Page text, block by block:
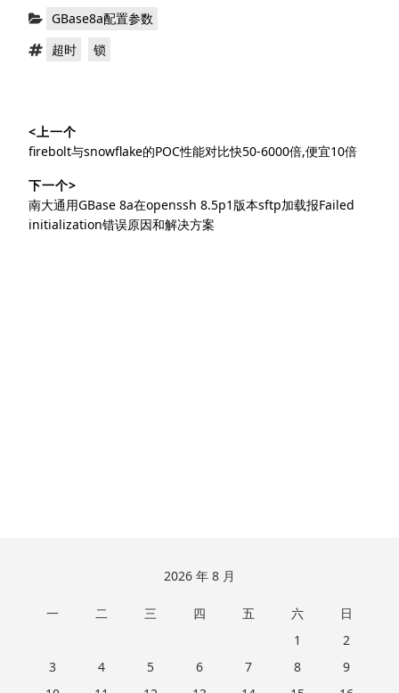
分
GBase8a配置参数
标
超时 ，锁
章
航
<上一个
上
文
章：
firebolt与snowflake的POC性能对比快50-6000倍,便宜10倍
下一个>
下
篇
南大通用GBase 8a在openssh 8.5p1版本sftp加载报Failed
initialization错误原因和解决方案
2026 年 8 月
一 二 三 四 五 六
日
1
2
3
4 5 6 7 8
9